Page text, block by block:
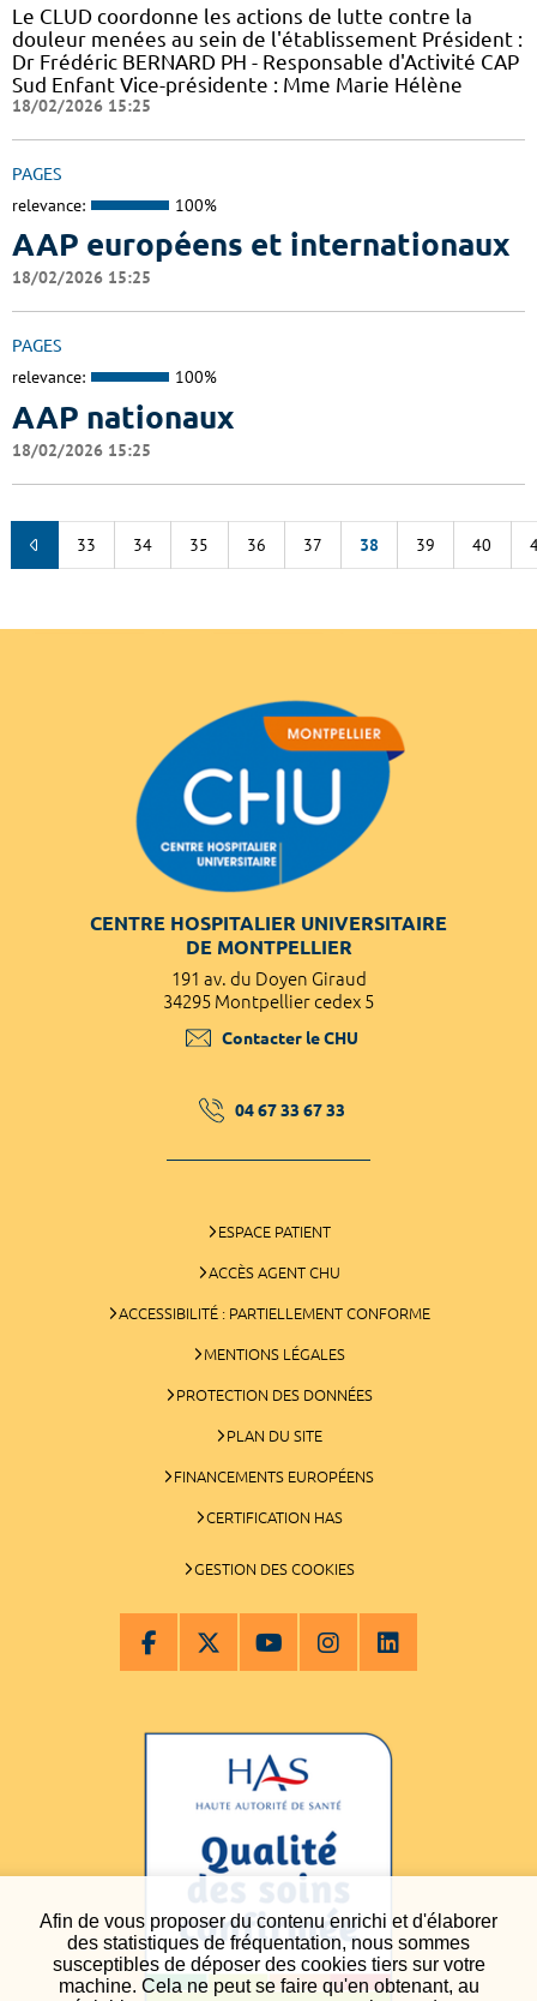
Afin de vous proposer du contenu enrichi et d'élaborer
des statistiques de fréquentation, nous sommes
susceptibles de déposer des cookies tiers sur votre
machine. Cela ne peut se faire qu'en obtenant, au
Le CLUD coordonne les actions de lutte contre la
douleur menées au sein de l'établissement Président :
Dr Frédéric BERNARD PH - Responsable d'Activité CAP
Sud Enfant Vice-présidente : Mme Marie Hélène
18/02/2026 15:25
PAGES
relevance: 100%
AAP européens et internationaux
18/02/2026 15:25
PAGES
relevance: 100%
AAP nationaux
18/02/2026 15:25
33 34 35 36 37 38 39 40
CENTRE HOSPITALIER UNIVERSITAIRE
DE MONTPELLIER
191 av. du Doyen Giraud
34295 Montpellier cedex 5
Contacter le CHU
04 67 33 67 33
ESPACE PATIENT
ACCÈS AGENT CHU
ACCESSIBILITÉ : PARTIELLEMENT CONFORME
MENTIONS LÉGALES
PROTECTION DES DONNÉES
PLAN DU SITE
FINANCEMENTS EUROPÉENS
CERTIFICATION HAS
GESTION DES COOKIES